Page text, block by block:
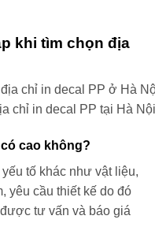
khi tìm chọn địa
chỉ in decal PP tại Hà
cao không?
tố khác như vật liệu,
yêu cầu thiết kế do đó
tư vấn và báo giá